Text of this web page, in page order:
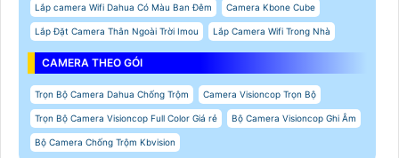
Lắp camera Wifi Dahua Có Màu Ban Đêm Camera Kbone Cube
Lắp Đặt Camera Thân Ngoài Trời Imou Lắp Camera Wifi Trong Nhà
CAMERA THEO GÓI
Trọn Bộ Camera Dahua Chống Trộm Camera Visioncop Trọn Bộ
Trọn Bộ Camera Visioncop Full Color Giá rẻ Bộ Camera Visioncop Ghi Âm
Bộ Camera Chống Trộm Kbvision